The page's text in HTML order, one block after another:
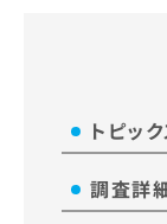
トピッ
調査詳